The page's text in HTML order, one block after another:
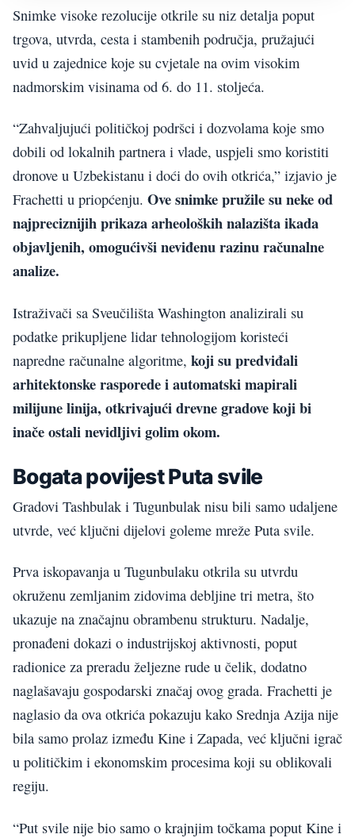
Snimke visoke rezolucije otkrile su niz detalja poput
trgova, utvrda, cesta i stambenih područja, pružajući
uvid u zajednice koje su cvjetale na ovim visokim
nadmorskim visinama od 6. do 11. stoljeća.
“Zahvaljujući političkoj podršci i dozvolama koje smo
dobili od lokalnih partnera i vlade, uspjeli smo koristiti
dronove u Uzbekistanu i doći do ovih otkrića,” izjavio je
Frachetti u priopćenju. Ove snimke pružile su neke od
najpreciznijih prikaza arheoloških nalazišta ikada
objavljenih, omogućivši neviđenu razinu računalne
analize.
Istraživači sa Sveučilišta Washington analizirali su
podatke prikupljene lidar tehnologijom koristeći
napredne računalne algoritme, koji su predviđali
arhitektonske rasporede i automatski mapirali
milijune linija, otkrivajući drevne gradove koji bi
inače ostali nevidljivi golim okom.
Bogata povijest Puta svile
Gradovi Tashbulak i Tugunbulak nisu bili samo udaljene
utvrde, već ključni dijelovi goleme mreže Puta svile.
Prva iskopavanja u Tugunbulaku otkrila su utvrdu
okruženu zemljanim zidovima debljine tri metra, što
ukazuje na značajnu obrambenu strukturu. Nadalje,
pronađeni dokazi o industrijskoj aktivnosti, poput
radionice za preradu željezne rude u čelik, dodatno
naglašavaju gospodarski značaj ovog grada. Frachetti je
naglasio da ova otkrića pokazuju kako Srednja Azija nije
bila samo prolaz između Kine i Zapada, već ključni igrač
u političkim i ekonomskim procesima koji su oblikovali
regiju.
“Put svile nije bio samo o krajnjim točkama poput Kine i